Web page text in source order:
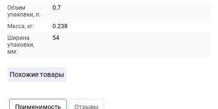
Объем
упаковки, л:
0.7
Масса, кг:
0.238
Ширина
упаковки,
мм:
54
Похожие товары
Применимость Отзывы